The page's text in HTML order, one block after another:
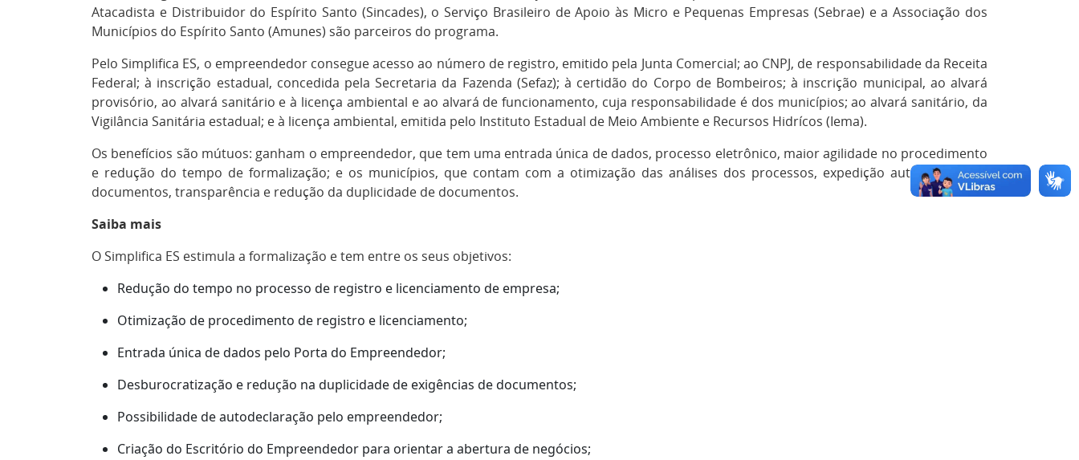
Atacadista e Distribuidor do Espírito Santo (Sincades), o Serviço Brasileiro de Apoio às Micro e Pequenas Empresas (Sebrae) e a Associação dos
Municípios do Espírito Santo (Amunes) são parceiros do programa.
Pelo Simplifica ES, o empreendedor consegue acesso ao número de registro, emitido pela Junta Comercial; ao CNPJ, de responsabilidade da Receita
Federal; à inscrição estadual, concedida pela Secretaria da Fazenda (Sefaz); à certidão do Corpo de Bombeiros; à inscrição municipal, ao alvará
provisório, ao alvará sanitário e à licença ambiental e ao alvará de funcionamento, cuja responsabilidade é dos municípios; ao alvará sanitário, da
Vigilância Sanitária estadual; e à licença ambiental, emitida pelo Instituto Estadual de Meio Ambiente e Recursos Hidrícos (Iema).
Os benefícios são mútuos: ganham o empreendedor, que tem uma entrada única de dados, processo eletrônico, maior agilidade no procedimento
e redução do tempo de formalização; e os municípios, que contam com a otimização das análises dos processos, expedição automática dos
documentos, transparência e redução da duplicidade de documentos.
Saiba mais
O Simplifica ES estimula a formalização e tem entre os seus objetivos:
Redução do tempo no processo de registro e licenciamento de empresa;
Otimização de procedimento de registro e licenciamento;
Entrada única de dados pelo Porta do Empreendedor;
Desburocratização e redução na duplicidade de exigências de documentos;
Possibilidade de autodeclaração pelo empreendedor;
Criação do Escritório do Empreendedor para orientar a abertura de negócios;